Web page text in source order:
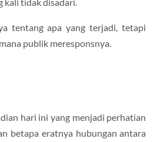
kali tidak disadari.
tentang apa yang terjadi, tetapi
publik meresponsnya.
hari ini yang menjadi perhatian
betapa eratnya hubungan antara